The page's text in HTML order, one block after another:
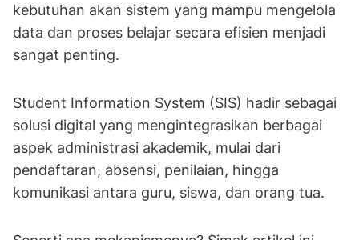
kebutuhan akan sistem yang mampu mengelola
data dan proses belajar secara efisien menjadi
sangat penting.
Student Information System (SIS) hadir sebagai
solusi digital yang mengintegrasikan berbagai
aspek administrasi akademik, mulai dari
pendaftaran, absensi, penilaian, hingga
komunikasi antara guru, siswa, dan orang tua.